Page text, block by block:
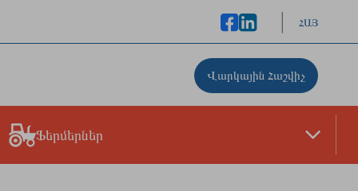
ՀԱՅ
Վարկային Հաշվիչ
Ֆերմերներ